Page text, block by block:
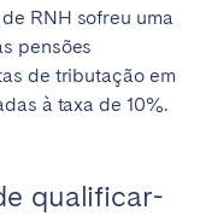
RNH sofreu uma
pensões
de tributação em
à taxa de 10%.
qualificar-